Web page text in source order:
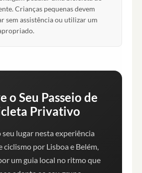
Crianças pequenas devem
sem assistência ou utilizar um
o Seu Passeio de
Privativo
lugar nesta experiência
ciclismo por Lisboa e Belém,
um guia local no ritmo que